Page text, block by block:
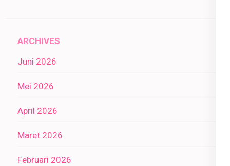
ARCHIVES
Juni 2026
Mei 2026
April 2026
Maret 2026
Februari 2026